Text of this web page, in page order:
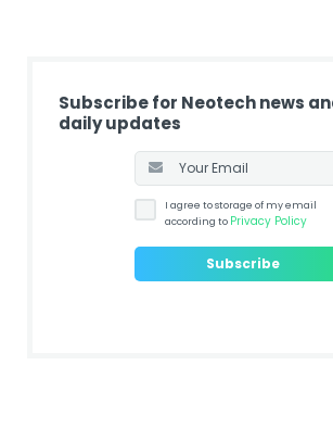
Subscribe for Neotech news
daily updates
I agree to storage of my email
according to Privacy Policy